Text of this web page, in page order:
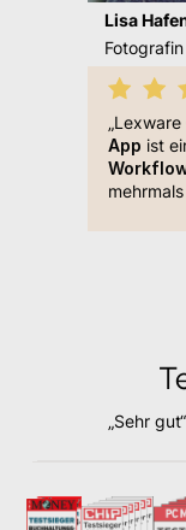
Lisa
Fotografin
App ist
„Sehr